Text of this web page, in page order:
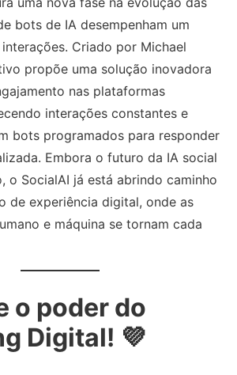
bots de IA desempenham um
Criado por Michael
propõe uma solução inovadora
nas plataformas
interações constantes e
bots programados para responder
Embora o futuro da IA social
o SocialAI já está abrindo caminho
de experiência digital, onde as
e máquina se tornam cada
o poder do
Digital! 💜